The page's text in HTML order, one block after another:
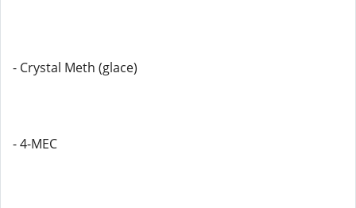
- Crystal Meth (glace)
- 4-MEC